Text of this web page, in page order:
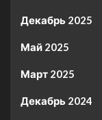
Декабрь 2025
Май 2025
Март 2025
Декабрь 2024